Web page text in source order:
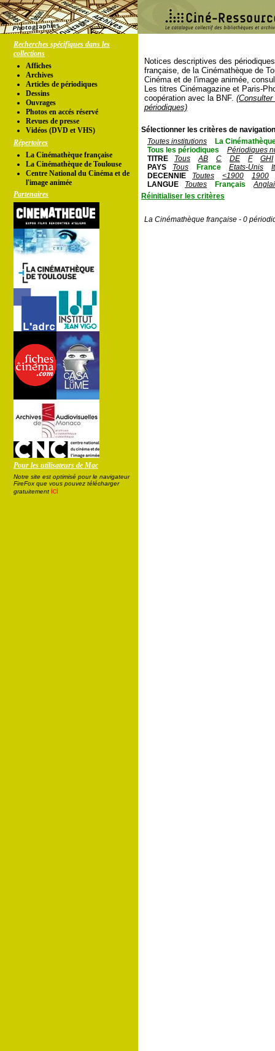
Recherches spécifiques dans les
collections
Affiches
Archives
Articles de périodiques
Dessins
Ouvrages
Photos en accés réservé
Revues de presse
Vidéos (DVD et VHS)
Répertoires
La Cinémathèque française
La Cinémathèque de Toulouse
Centre National du Cinéma et de
l'image animée
Partenaires
Pour les utilisateurs de Mac
Notre site est optimisé pour le navigateur
FireFox que vous pouvez télécharger
gratuitement ici
Notices descriptives des
française, de la Cinémathèque de
Cinéma et de l'image animée,
Les titres Cinémagazine et Paris-
coopération avec la BNF.
périodiques)
Sélectionner les critères de
Toutes institutions
La
Tous les périodiques
Périodiques
TITRE
Tous AB C DE F
GHI
PAYS
Tous France Etats-Unis
DECENNIE
Toutes <1900
1900
LANGUE
Toutes Français
Réinitialiser les critères
La Cinémathèque française - 0